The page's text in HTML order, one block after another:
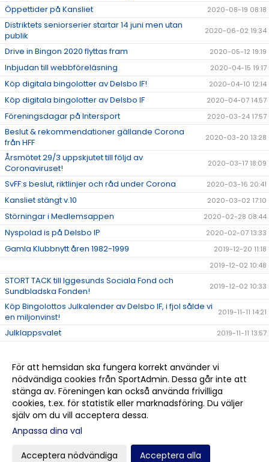
Öppettider på Kansliet 2020-08-19 08:18
Distriktets seniorserier startar 14 juni men utan
publik
2020-06-02 19:34
Drive in Bingon 2020 flyttas fram 2020-05-12 19:19
Inbjudan till webbföreläsning 2020-04-15 19:17
Köp digitala bingolotter av Delsbo IF! 2020-04-10 12:14
Köp digitala bingolotter av Delsbo IF 2020-04-07 14:57
Föreningsdagar på Intersport 2020-03-24 17:57
Beslut & rekommendationer gällande Corona
från HFF
2020-03-20 13:28
Årsmötet 29/3 uppskjutet till följd av
Coronaviruset!
2020-03-17 18:09
SvFF:s beslut, riktlinjer och råd under Corona 2020-03-16 20:41
Kansliet stängt v.10 2020-03-02 17:10
Störningar i Medlemsappen 2020-02-28 08:44
Nyspolad is på Delsbo IP 2020-02-07 13:33
Gamla Klubbnytt åren 1982-1999
2019-12-20 11:18
2019-12-02 10:48
STORT TACK till Iggesunds Sociala Fond och
Sundbladska Fonden!
2019-12-02 10:33
Köp Bingolottos Julkalender av Delsbo IF, i fjol sålde vi
en miljonvinst!
2019-11-11 14:21
Julklappsvalet 2019-11-11 13:57
Delsbo IF bjuder alla på bio via Sponsorhuset! 2019-11-05 16:01
Halvårsmöte söndag 17 nov. kl. 17.00 2019-11-04 16:20
STORT GRATTIS DELSBO IF!!! 2019-10-19 16:23
inställningar
Webbversion
För att hemsidan ska fungera korrekt använder vi
nödvändiga cookies från SportAdmin. Dessa går inte att
stänga av. Föreningen kan också använda frivilliga
cookies, t.ex. för statistik eller marknadsföring. Du väljer
själv om du vill acceptera dessa.
Anpassa dina val
Acceptera nödvändiga Acceptera alla